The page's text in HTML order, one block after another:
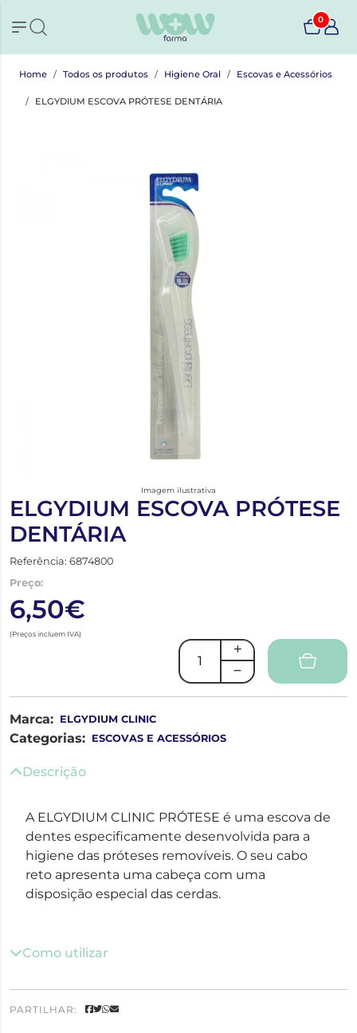
0
Home Todos os produtos Higiene Oral Escovas e Acessórios
ELGYDIUM ESCOVA PRÓTESE DENTÁRIA
Imagem ilustrativa
ELGYDIUM ESCOVA PRÓTESE
DENTÁRIA
Referência: 6874800
Preço:
6,50€
(Preços incluem IVA)
Marca: ELGYDIUM CLINIC
Categorias: ESCOVAS E ACESSÓRIOS
Descrição
A ELGYDIUM CLINIC PRÓTESE é uma escova de
dentes especificamente desenvolvida para a
higiene das próteses removíveis. O seu cabo
reto apresenta uma cabeça com uma
disposição especial das cerdas.
Como utilizar
PARTILHAR: